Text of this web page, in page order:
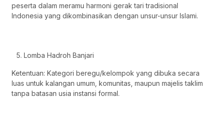
peserta dalam meramu harmoni gerak tari tradisional
Indonesia yang dikombinasikan dengan unsur-unsur Islami.
Lomba Hadroh Banjari
Ketentuan: Kategori beregu/kelompok yang dibuka secara
luas untuk kalangan umum, komunitas, maupun majelis taklim
tanpa batasan usia instansi formal.